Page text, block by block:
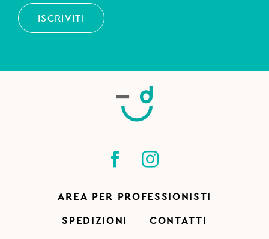
ISCRIVITI
AREA PER PROFESSIONISTI
SPEDIZIONI CONTATTI